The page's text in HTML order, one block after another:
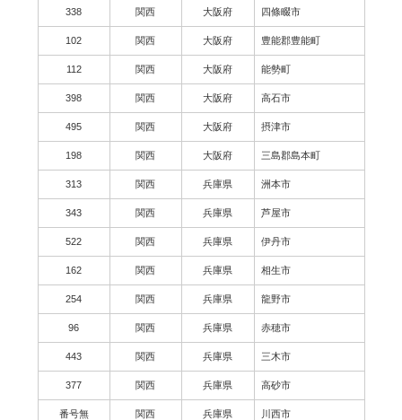
338 関西 大阪府 四條畷市
102 関西 大阪府 豊能郡豊能町
112 関西 大阪府 能勢町
398 関西 大阪府 高石市
495 関西 大阪府 摂津市
198 関西 大阪府 三島郡島本町
313 関西 兵庫県 洲本市
343 関西 兵庫県 芦屋市
522 関西 兵庫県 伊丹市
162 関西 兵庫県 相生市
254 関西 兵庫県 龍野市
96 関西 兵庫県 赤穂市
443 関西 兵庫県 三木市
377 関西 兵庫県 高砂市
番号無 関西 兵庫県 川西市